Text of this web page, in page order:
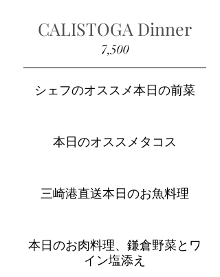
CALISTOGA Dinner
7,500
シェフのオススメ本日の前菜
本日のオススメタコス
三崎港直送本日のお魚料理
本日のお肉料理、鎌倉野菜とワ
イン塩添え